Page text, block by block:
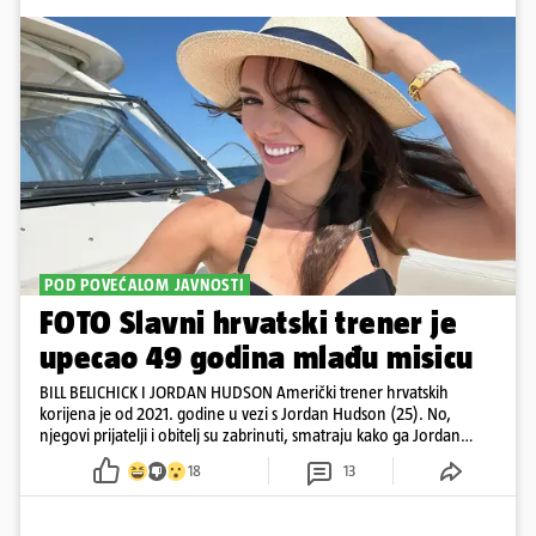
POD POVEĆALOM JAVNOSTI
FOTO Slavni hrvatski trener je
upecao 49 godina mlađu misicu
BILL BELICHICK I JORDAN HUDSON Američki trener hrvatskih
korijena je od 2021. godine u vezi s Jordan Hudson (25). No,
njegovi prijatelji i obitelj su zabrinuti, smatraju kako ga Jordan
kontrolira
18 13